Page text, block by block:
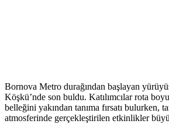
Bornova Metro durağından başlayan
Köşkü’nde son buldu. Katılımcılar rota
belleğini yakından tanıma fırsatı bulurken,
atmosferinde gerçekleştirilen etkinlikler